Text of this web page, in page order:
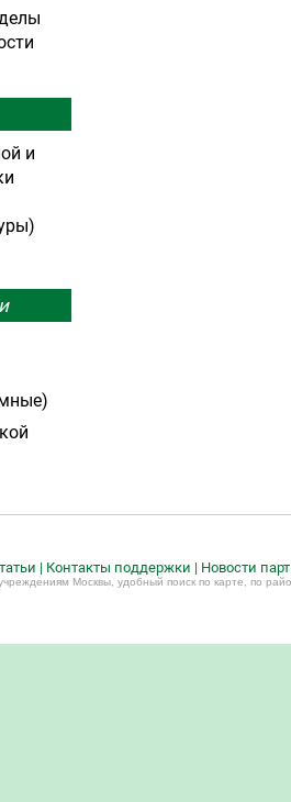
и
| Контакты поддержки | Новости
Москвы, удобный поиск по карте, по